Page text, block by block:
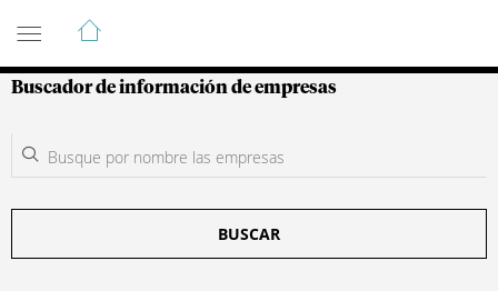
Guía de Empresas Colombianas
Buscador de información de empresas
BUSCAR